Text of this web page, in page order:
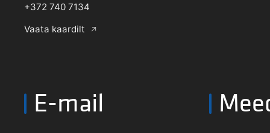
+372 740 7134
Vaata kaardilt
E-mail